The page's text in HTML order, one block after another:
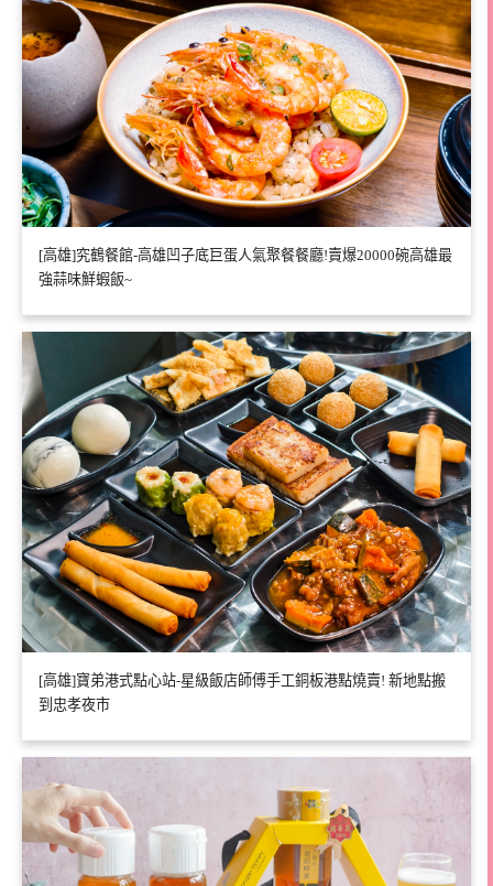
[高雄]究鶴餐館-高雄凹子底巨蛋人氣聚餐餐廳!賣爆20000碗高雄最
強蒜味鮮蝦飯~
[高雄]寶弟港式點心站-星級飯店師傅手工銅板港點燒賣! 新地點搬
到忠孝夜市